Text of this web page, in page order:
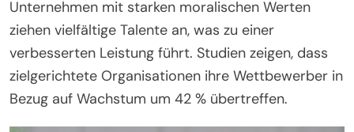
Unternehmen mit starken moralischen Werten
ziehen vielfältige Talente an, was zu einer
verbesserten Leistung führt. Studien zeigen, dass
zielgerichtete Organisationen ihre Wettbewerber in
Bezug auf Wachstum um 42 % übertreffen.